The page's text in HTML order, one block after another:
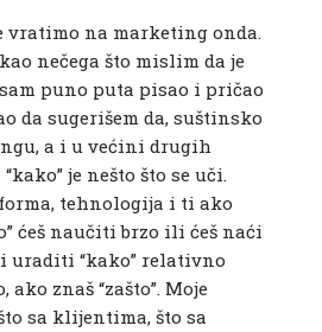
vratimo na marketing onda.
nečega što mislim da je
puno puta pisao i pričao
da sugerišem da, suštinsko
a i u većini drugih
“kako” je nešto što se uči.
tehnologija i ti ako
ćeš naučiti brzo ili ćeš naći
uraditi “kako” relativno
znaš “zašto”. Moje
sa klijentima, što sa